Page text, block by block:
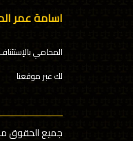
اسامة عمر
المحامي
لك عبر موقعنا
جميع الحقوق